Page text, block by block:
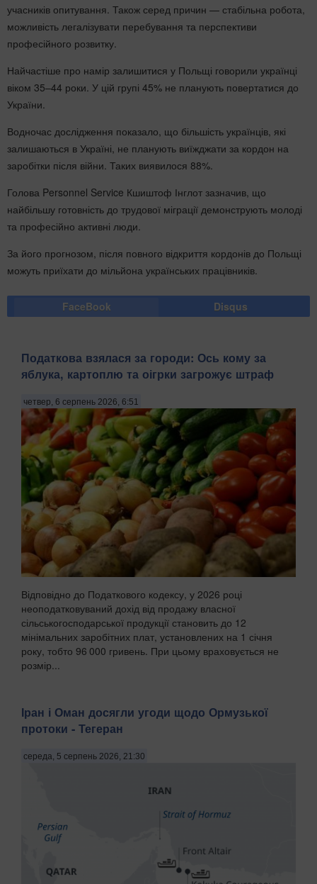
учасників опитування. Також серед причин — стабільна робота,
можливість легалізувати перебування та перспективи
професійного розвитку.
Найчастіше про намір залишитися у Польщі говорили українці
віком 35–44 роки. У цій групі 45% не планують повертатися до
України.
Водночас дослідження показало, що більшість українців, які
залишаються в Україні, не планують виїжджати за кордон на
заробітки після війни. Таких виявилося 88%.
Голова Personnel Service Кшиштоф Інглот зазначив, що
найбільшу готовність до трудової міграції демонструють молоді
та професійно активні люди.
За його прогнозом, після повного відкриття кордонів до Польщі
можуть приїхати до мільйона українських працівників.
FaceBook Disqus
Податкова взялася за городи: Ось кому за
яблука, картоплю та оігрки загрожує штраф
четвер, 6 серпень 2026, 6:51
Відповідно до Податкового кодексу, у 2026 році
неоподатковуваний дохід від продажу власної
сільськогосподарської продукції становить до 12
мінімальних заробітних плат, установлених на 1 січня
року, тобто 96 000 гривень. При цьому враховується не
розмір...
Іран і Оман досягли угоди щодо Ормузької
протоки - Тегеран
середа, 5 серпень 2026, 21:30